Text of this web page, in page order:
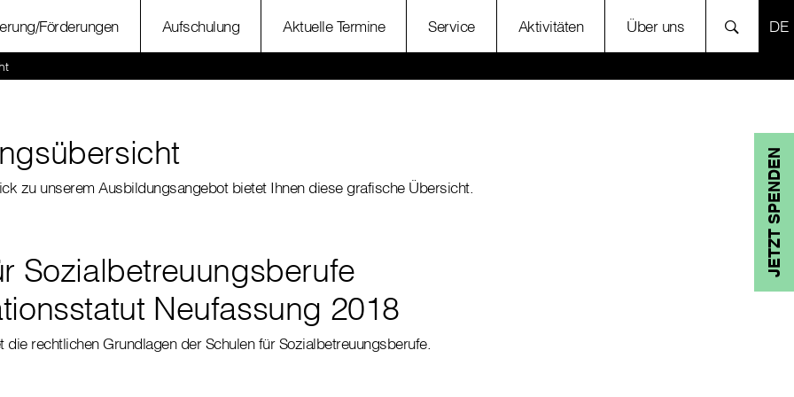
Förderungen Aufschulung Aktuelle Termine Service Aktivitäten Über uns
JETZT SPENDEN
zu unserem Ausbildungsangebot bietet Ihnen diese grafische Übersicht.
Sozialbetreuungsberufe
Neufassung 2018
die rechtlichen Grundlagen der Schulen für Sozialbetreuungsberufe.